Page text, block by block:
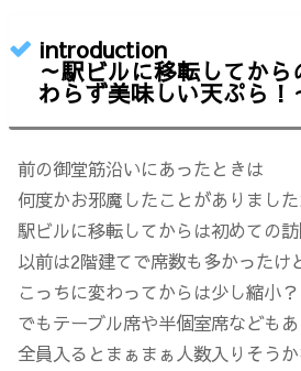
introduction
～駅ビルに移転してか
わらず美味しい天ぷら！
前の御堂筋沿いにあったときは
何度かお邪魔したことがありまし
駅ビルに移転してからは初めての
以前は2階建てで席数も多かったけ
こっちに変わってからは少し縮小？
でもテーブル席や半個室席などもあ
全員入るとまぁまぁ人数入りそう